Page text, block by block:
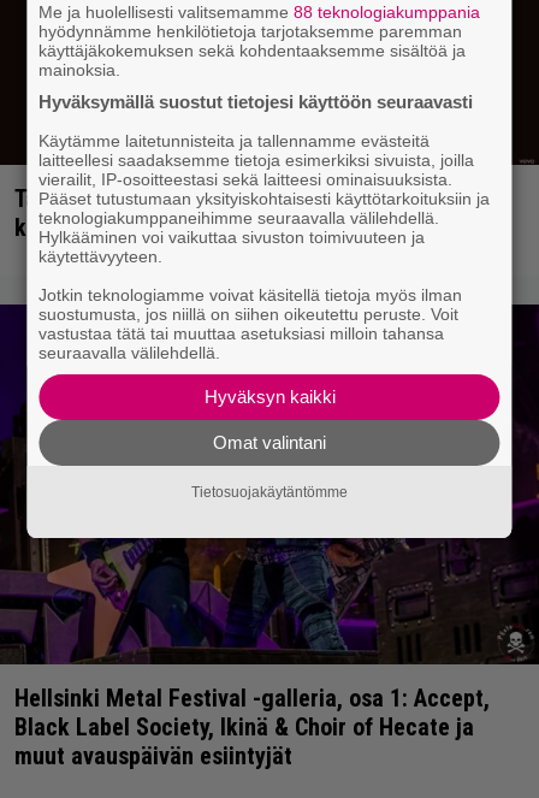
Tällainen keikkajyrä Queen oli ennen vanhaan –
katso tulinen livetallenne vuodelta 1979
Hellsinki Metal Festival -galleria, osa 1: Accept,
Black Label Society, Ikinä & Choir of Hecate ja
muut avauspäivän esiintyjät
Me ja huolellisesti valitsemamme88 teknologiakumppania
hyödynnämme henkilötietoja tarjotaksemme paremman
käyttäjäkokemuksen sekä kohdentaaksemme sisältöä ja
mainoksia.
Hyväksymällä suostut tietojesi käyttöön seuraavasti
Käytämme laitetunnisteita ja tallennamme evästeitä
laitteellesi saadaksemme tietoja esimerkiksi sivuista, joilla
vierailit, IP-osoitteestasi sekä laitteesi ominaisuuksista.
Pääset tutustumaan yksityiskohtaisesti käyttötarkoituksiin ja
teknologiakumppaneihimme seuraavalla välilehdellä.
Hylkääminen voi vaikuttaa sivuston toimivuuteen ja
käytettävyyteen.
Jotkin teknologiamme voivat käsitellä tietoja myös ilman
suostumusta, jos niillä on siihen oikeutettu peruste. Voit
vastustaa tätä tai muuttaa asetuksiasi milloin tahansa
seuraavalla välilehdellä.
Hyväksyn kaikki
Omat valintani
Tietosuojakäytäntömme